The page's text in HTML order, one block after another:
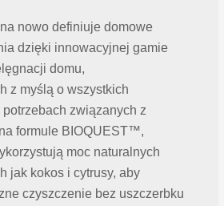
nowo definiuje domowe
dzięki innowacyjnej gamie
domu,
z myślą o wszystkich
związanych z
formule BIOQUEST™,
moc naturalnych
jak kokos i cytrusy, aby
czyszczenie bez uszczerbku